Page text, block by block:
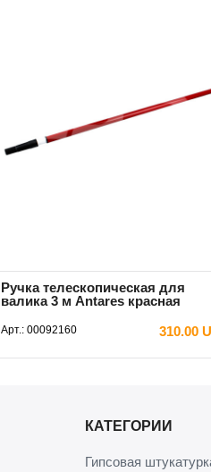
Ручка телескопическая для
валика 3 м Antares красная
Арт.: 00092160 310.00
В КОРЗИНУ
КАТЕГОРИИ
Гипсовая